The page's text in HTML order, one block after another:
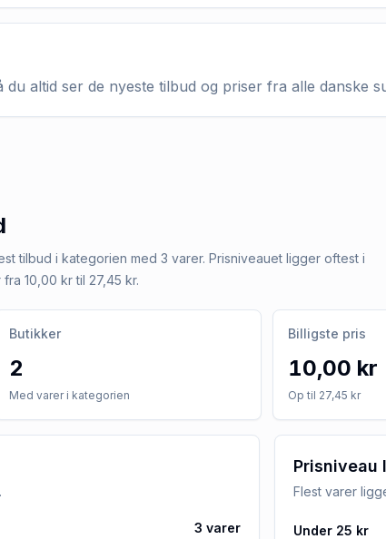
altid ser de nyeste tilbud og priser fra alle danske
tilbud i kategorien med 3 varer. Prisniveauet ligger oftest i
10,00 kr til 27,45 kr.
Butikker
2
Med varer i kategorien
Billigste pris
10,00 kr
Op til 27,45 kr
3 varer
Prisniveau
Flest varer
Under 25 kr